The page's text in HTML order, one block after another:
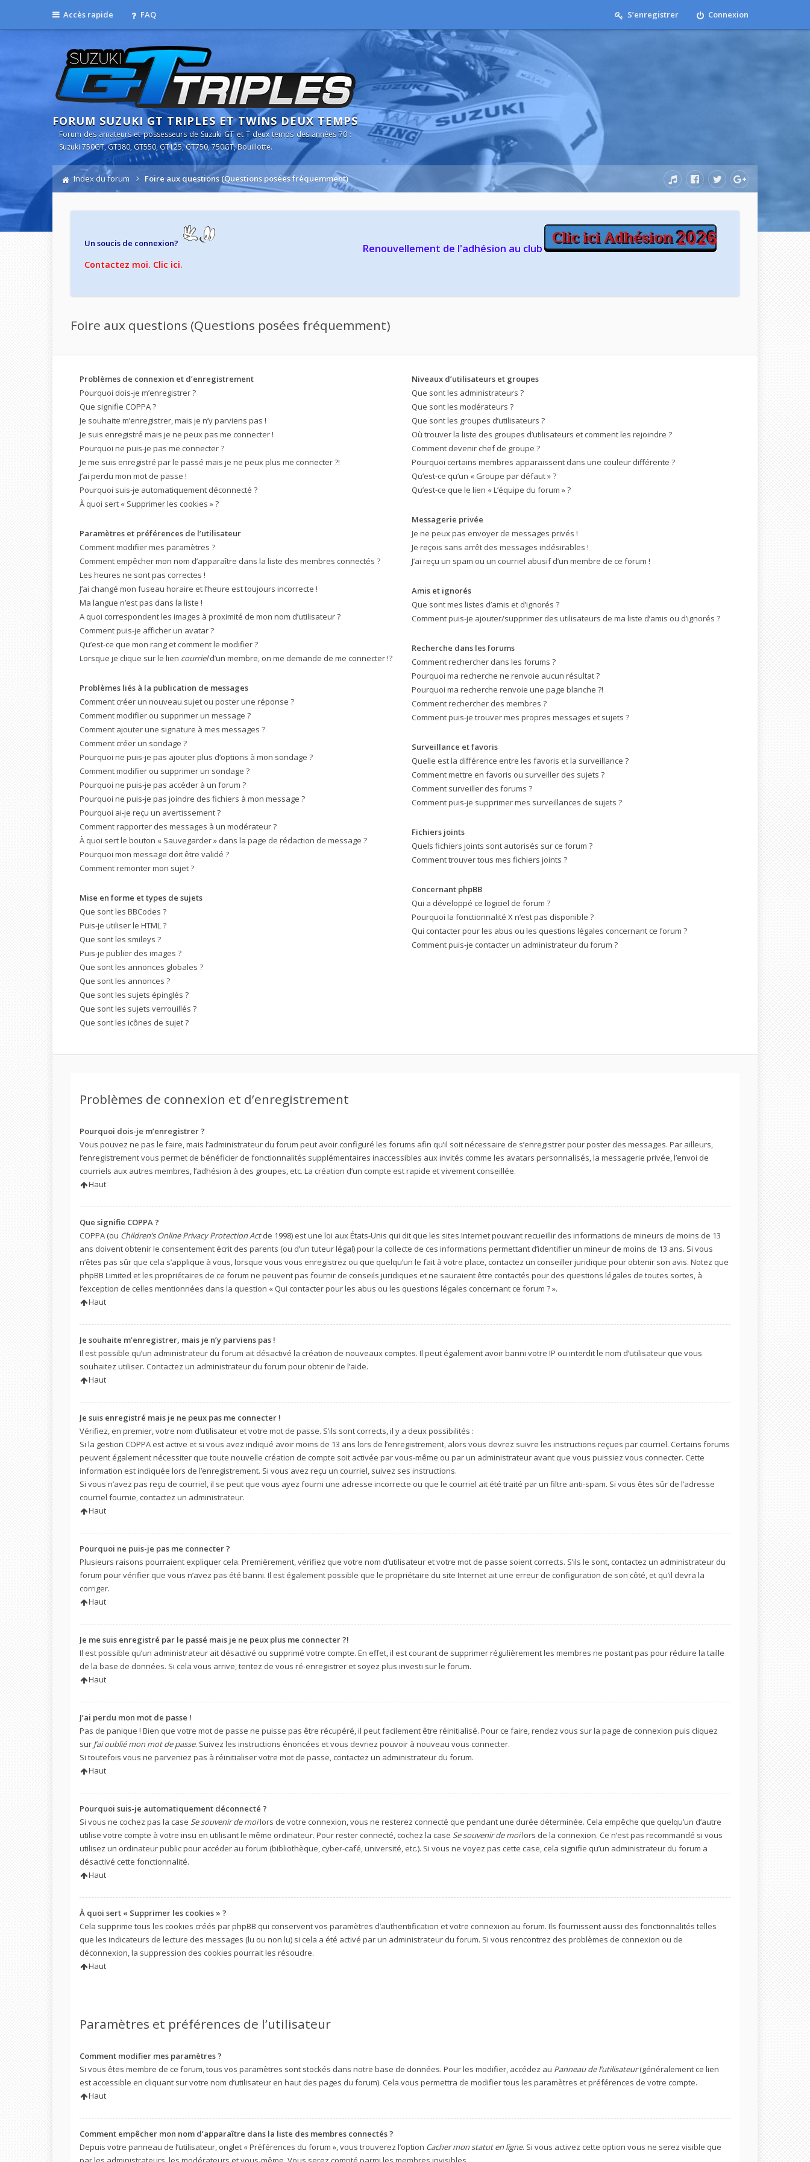
Accès rapide FAQ Connexion
S’enregistrer
FORUM SUZUKI GT TRIPLES ET TWINS DEUX TEMPS
Forum des amateurs et possesseurs de Suzuki GT et T deux temps des années 70 :
Suzuki 750GT, GT380, GT550, GT125, GT750, 750GT, Bouillotte.
Index du forum Foire aux questions (Questions posées fréquemment)
Un soucis de connexion?
Contactez moi. Clic ici.
Renouvellement de l'adhésion au club
Foire aux questions (Questions posées fréquemment)
Problèmes de connexion et d’enregistrement
Pourquoi dois-je m’enregistrer ?
Que signifie COPPA ?
Je souhaite m’enregistrer, mais je n’y parviens pas !
Je suis enregistré mais je ne peux pas me connecter !
Pourquoi ne puis-je pas me connecter ?
Je me suis enregistré par le passé mais je ne peux plus me connecter ?!
J’ai perdu mon mot de passe !
Pourquoi suis-je automatiquement déconnecté ?
À quoi sert « Supprimer les cookies » ?
Paramètres et préférences de l’utilisateur
Comment modifier mes paramètres ?
Comment empêcher mon nom d’apparaître dans la liste des membres connectés ?
Les heures ne sont pas correctes !
J’ai changé mon fuseau horaire et l’heure est toujours incorrecte !
Ma langue n’est pas dans la liste !
A quoi correspondent les images à proximité de mon nom d’utilisateur ?
Comment puis-je afficher un avatar ?
Qu’est-ce que mon rang et comment le modifier ?
Lorsque je clique sur le lien courrield’un membre, on me demande de me connecter !?
Problèmes liés à la publication de messages
Comment créer un nouveau sujet ou poster une réponse ?
Comment modifier ou supprimer un message ?
Comment ajouter une signature à mes messages ?
Comment créer un sondage ?
Pourquoi ne puis-je pas ajouter plus d’options à mon sondage ?
Comment modifier ou supprimer un sondage ?
Pourquoi ne puis-je pas accéder à un forum ?
Pourquoi ne puis-je pas joindre des fichiers à mon message ?
Pourquoi ai-je reçu un avertissement ?
Comment rapporter des messages à un modérateur ?
À quoi sert le bouton « Sauvegarder » dans la page de rédaction de message ?
Pourquoi mon message doit être validé ?
Comment remonter mon sujet ?
Mise en forme et types de sujets
Que sont les BBCodes ?
Puis-je utiliser le HTML ?
Que sont les smileys ?
Puis-je publier des images ?
Que sont les annonces globales ?
Que sont les annonces ?
Que sont les sujets épinglés ?
Que sont les sujets verrouillés ?
Que sont les icônes de sujet ?
Niveaux d’utilisateurs et groupes
Que sont les administrateurs ?
Que sont les modérateurs ?
Que sont les groupes d’utilisateurs ?
Où trouver la liste des groupes d’utilisateurs et comment les rejoindre ?
Comment devenir chef de groupe ?
Pourquoi certains membres apparaissent dans une couleur différente ?
Qu’est-ce qu’un « Groupe par défaut » ?
Qu’est-ce que le lien « L’équipe du forum » ?
Messagerie privée
Je ne peux pas envoyer de messages privés !
Je reçois sans arrêt des messages indésirables !
J’ai reçu un spam ou un courriel abusif d’un membre de ce forum !
Amis et ignorés
Que sont mes listes d’amis et d’ignorés ?
Comment puis-je ajouter/supprimer des utilisateurs de ma liste d’amis ou d’ignorés ?
Recherche dans les forums
Comment rechercher dans les forums ?
Pourquoi ma recherche ne renvoie aucun résultat ?
Pourquoi ma recherche renvoie une page blanche ?!
Comment rechercher des membres ?
Comment puis-je trouver mes propres messages et sujets ?
Surveillance et favoris
Quelle est la différence entre les favoris et la surveillance ?
Comment mettre en favoris ou surveiller des sujets ?
Comment surveiller des forums ?
Comment puis-je supprimer mes surveillances de sujets ?
Fichiers joints
Quels fichiers joints sont autorisés sur ce forum ?
Comment trouver tous mes fichiers joints ?
Concernant phpBB
Qui a développé ce logiciel de forum ?
Pourquoi la fonctionnalité X n’est pas disponible ?
Qui contacter pour les abus ou les questions légales concernant ce forum ?
Comment puis-je contacter un administrateur du forum ?
Problèmes de connexion et d’enregistrement
Pourquoi dois-je m’enregistrer ?
Vous pouvez ne pas le faire, mais l’administrateur du forum peut avoir configuré les forums afin qu’il soit nécessaire de s’enregistrer pour poster des messages. Par ailleurs,
l’enregistrement vous permet de bénéficier de fonctionnalités supplémentaires inaccessibles aux invités comme les avatars personnalisés, la messagerie privée, l’envoi de
courriels aux autres membres, l’adhésion à des groupes, etc. La création d’un compte est rapide et vivement conseillée.
Haut
Que signifie COPPA ?
COPPA (ou Children’s Online Privacy Protection Actde 1998) est une loi aux États-Unis qui dit que les sites Internet pouvant recueillir des informations de mineurs de moins de 13
ans doivent obtenir le consentement écrit des parents (ou d’un tuteur légal) pour la collecte de ces informations permettant d’identifier un mineur de moins de 13 ans. Si vous
n’êtes pas sûr que cela s’applique à vous, lorsque vous vous enregistrez ou que quelqu’un le fait à votre place, contactez un conseiller juridique pour obtenir son avis. Notez que
phpBB Limited et les propriétaires de ce forum ne peuvent pas fournir de conseils juridiques et ne sauraient être contactés pour des questions légales de toutes sortes, à
l’exception de celles mentionnées dans la question « Qui contacter pour les abus ou les questions légales concernant ce forum ? ».
Haut
Je souhaite m’enregistrer, mais je n’y parviens pas !
Il est possible qu’un administrateur du forum ait désactivé la création de nouveaux comptes. Il peut également avoir banni votre IP ou interdit le nom d’utilisateur que vous
souhaitez utiliser. Contactez un administrateur du forum pour obtenir de l’aide.
Haut
Je suis enregistré mais je ne peux pas me connecter !
Vérifiez, en premier, votre nom d’utilisateur et votre mot de passe. S’ils sont corrects, il y a deux possibilités :
Si la gestion COPPA est active et si vous avez indiqué avoir moins de 13 ans lors de l’enregistrement, alors vous devrez suivre les instructions reçues par courriel. Certains forums
peuvent également nécessiter que toute nouvelle création de compte soit activée par vous-même ou par un administrateur avant que vous puissiez vous connecter. Cette
information est indiquée lors de l’enregistrement. Si vous avez reçu un courriel, suivez ses instructions.
Si vous n’avez pas reçu de courriel, il se peut que vous ayez fourni une adresse incorrecte ou que le courriel ait été traité par un filtre anti-spam. Si vous êtes sûr de l’adresse
courriel fournie, contactez un administrateur.
Haut
Pourquoi ne puis-je pas me connecter ?
Plusieurs raisons pourraient expliquer cela. Premièrement, vérifiez que votre nom d’utilisateur et votre mot de passe soient corrects. S’ils le sont, contactez un administrateur du
forum pour vérifier que vous n’avez pas été banni. Il est également possible que le propriétaire du site Internet ait une erreur de configuration de son côté, et qu’il devra la
corriger.
Haut
Je me suis enregistré par le passé mais je ne peux plus me connecter ?!
Il est possible qu’un administrateur ait désactivé ou supprimé votre compte. En effet, il est courant de supprimer régulièrement les membres ne postant pas pour réduire la taille
de la base de données. Si cela vous arrive, tentez de vous ré-enregistrer et soyez plus investi sur le forum.
Haut
J’ai perdu mon mot de passe !
Pas de panique ! Bien que votre mot de passe ne puisse pas être récupéré, il peut facilement être réinitialisé. Pour ce faire, rendez vous sur la page de connexion puis cliquez
sur J’ai oublié mon mot de passe. Suivez les instructions énoncées et vous devriez pouvoir à nouveau vous connecter.
Si toutefois vous ne parveniez pas à réinitialiser votre mot de passe, contactez un administrateur du forum.
Haut
Pourquoi suis-je automatiquement déconnecté ?
Si vous ne cochez pas la case Se souvenir de moilors de votre connexion, vous ne resterez connecté que pendant une durée déterminée. Cela empêche que quelqu’un d’autre
utilise votre compte à votre insu en utilisant le même ordinateur. Pour rester connecté, cochez la case Se souvenir de moilors de la connexion. Ce n’est pas recommandé si vous
utilisez un ordinateur public pour accéder au forum (bibliothèque, cyber-café, université, etc.). Si vous ne voyez pas cette case, cela signifie qu’un administrateur du forum a
désactivé cette fonctionnalité.
Haut
À quoi sert « Supprimer les cookies » ?
Cela supprime tous les cookies créés par phpBB qui conservent vos paramètres d’authentification et votre connexion au forum. Ils fournissent aussi des fonctionnalités telles
que les indicateurs de lecture des messages (lu ou non lu) si cela a été activé par un administrateur du forum. Si vous rencontrez des problèmes de connexion ou de
déconnexion, la suppression des cookies pourrait les résoudre.
Haut
Paramètres et préférences de l’utilisateur
Comment modifier mes paramètres ?
Si vous êtes membre de ce forum, tous vos paramètres sont stockés dans notre base de données. Pour les modifier, accédez au Panneau de l’utilisateur(généralement ce lien
est accessible en cliquant sur votre nom d’utilisateur en haut des pages du forum). Cela vous permettra de modifier tous les paramètres et préférences de votre compte.
Haut
Comment empêcher mon nom d’apparaître dans la liste des membres connectés ?
Depuis votre panneau de l’utilisateur, onglet « Préférences du forum », vous trouverez l’option Cacher mon statut en ligne. Si vous activez cette option vous ne serez visible que